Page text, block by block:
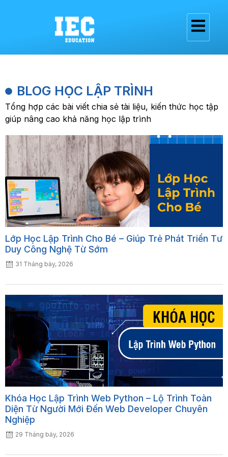
BLOG HỌC LẬP TRÌNH
Tổng hợp các bài viết chia sẻ tài liệu, kiến thức học tập
giúp nâng cao khả năng học lập trình
Lớp Học Lập Trình Cho Bé – Giúp Trẻ Phát Triển Tư
Duy Công Nghệ Từ Sớm
31 Tháng bảy, 2026
Khóa Học Lập Trình Web Python – Lộ Trình Toàn
Diện Từ Người Mới Đến Web Developer Chuyên
Nghiệp
29 Tháng bảy, 2026